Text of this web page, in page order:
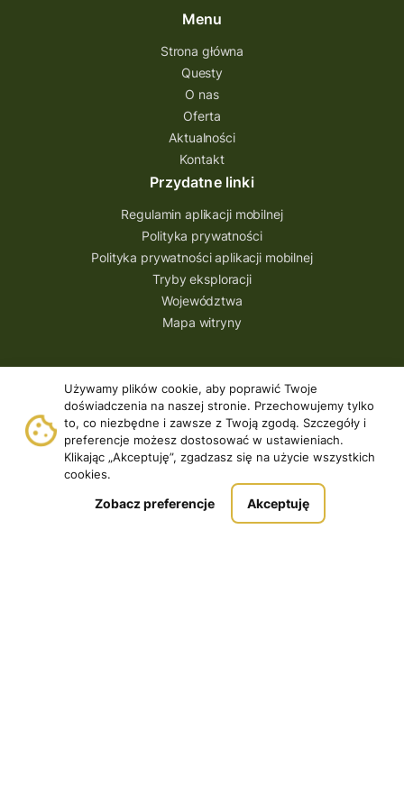
Używamy plików cookie, aby poprawić Twoje
doświadczenia na naszej stronie. Przechowujemy tylko
to, co niezbędne i zawsze z Twoją zgodą. Szczegóły i
preferencje możesz dostosować w ustawieniach.
Klikając „Akceptuję”, zgadzasz się na użycie wszystkich
cookies.
Akceptuję
Zobacz preferencje
Menu
Strona główna
Questy
O nas
Oferta
Aktualności
Kontakt
Przydatne linki
Regulamin aplikacji mobilnej
Polityka prywatności
Polityka prywatności aplikacji mobilnej
Tryby eksploracji
Województwa
Mapa witryny
Pobierz
Samouczek
Dodawaj Questy